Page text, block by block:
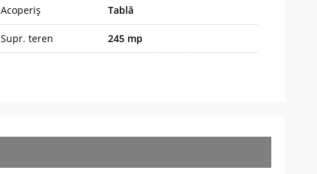
Acoperiș Tablă
Supr. teren 245 mp